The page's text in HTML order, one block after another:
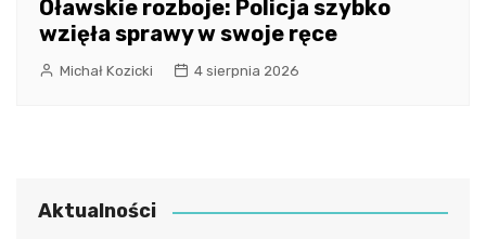
Oławskie rozboje: Policja szybko
wzięła sprawy w swoje ręce
Michał Kozicki 4 sierpnia 2026
Aktualności